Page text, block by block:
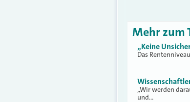
Mehr zum
„Keine
Das
„Wir werden
und…